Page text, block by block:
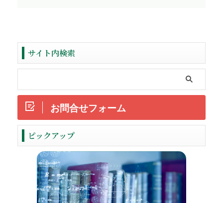
サイト内検索
お問合せフォーム
ピックアップ
ReadMore